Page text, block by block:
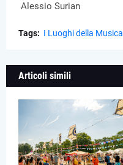
Alessio Surian
Tags: I Luoghi della Musica
Articoli simili